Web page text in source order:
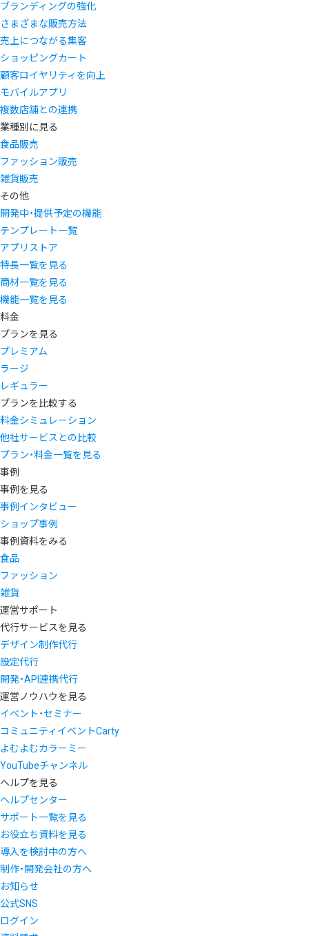
ブランディングの強化
さまざまな販売方法
売上につながる集客
ショッピングカート
顧客ロイヤリティを向上
モバイルアプリ
複数店舗との連携
業種別に見る
食品販売
ファッション販売
雑貨販売
その他
開発中・提供予定の機能
テンプレート一覧
アプリストア
特長一覧を見る
商材一覧を見る
機能一覧を見る
料金
プランを見る
プレミアム
ラージ
レギュラー
プランを比較する
料金シミュレーション
他社サービスとの比較
プラン・料金一覧を見る
事例
事例を見る
事例インタビュー
ショップ事例
事例資料をみる
食品
ファッション
雑貨
運営サポート
代行サービスを見る
デザイン制作代行
設定代行
開発・API連携代行
運営ノウハウを見る
イベント・セミナー
コミュニティイベントCarty
よむよむカラーミー
YouTubeチャンネル
ヘルプを見る
ヘルプセンター
サポート一覧を見る
お役立ち資料を見る
導入を検討中の方へ
制作・開発会社の方へ
お知らせ
公式SNS
ログイン